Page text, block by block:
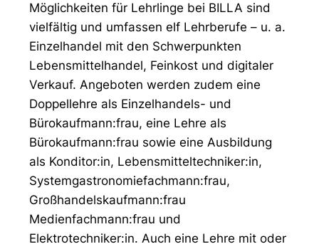
Möglichkeiten für Lehrlinge bei BILLA sind
vielfältig und umfassen elf Lehrberufe – u. a.
Einzelhandel mit den Schwerpunkten
Lebensmittelhandel, Feinkost und digitaler
Verkauf. Angeboten werden zudem eine
Doppellehre als Einzelhandels- und
Bürokaufmann:frau, eine Lehre als
Bürokaufmann:frau sowie eine Ausbildung
als Konditor:in, Lebensmitteltechniker:in,
Systemgastronomiefachmann:frau,
Großhandelskaufmann:frau
Medienfachmann:frau und
Elektrotechniker:in. Auch eine Lehre mit oder